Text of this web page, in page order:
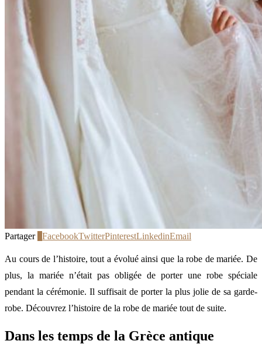
Partager FacebookTwitterPinterestLinkedinEmail
Au cours de l’histoire, tout a évolué ainsi que la robe de mariée. De
plus, la mariée n’était pas obligée de porter une robe spéciale
pendant la cérémonie. Il suffisait de porter la plus jolie de sa garde-
robe. Découvrez l’histoire de la robe de mariée tout de suite.
Dans les temps de la Grèce antique